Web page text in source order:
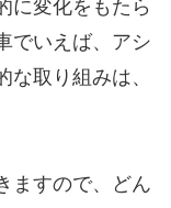
に変化をもたら
でいえば、アシ
取り組みは、
ますので、どん